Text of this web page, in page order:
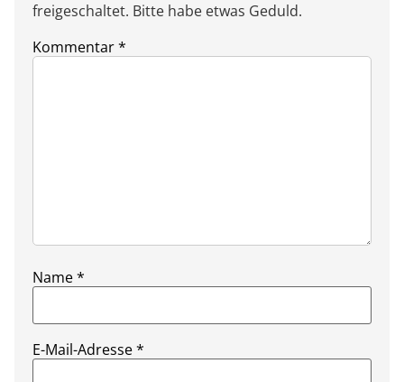
freigeschaltet. Bitte habe etwas Geduld.
Kommentar*
Name*
E-Mail-Adresse*